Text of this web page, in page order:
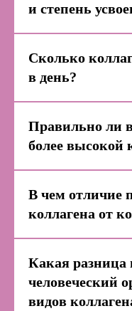
и степень
Сколько
в день?
Правильно ли
более высокой
В чем отличие
коллагена от
Какая разница
человеческий
видов